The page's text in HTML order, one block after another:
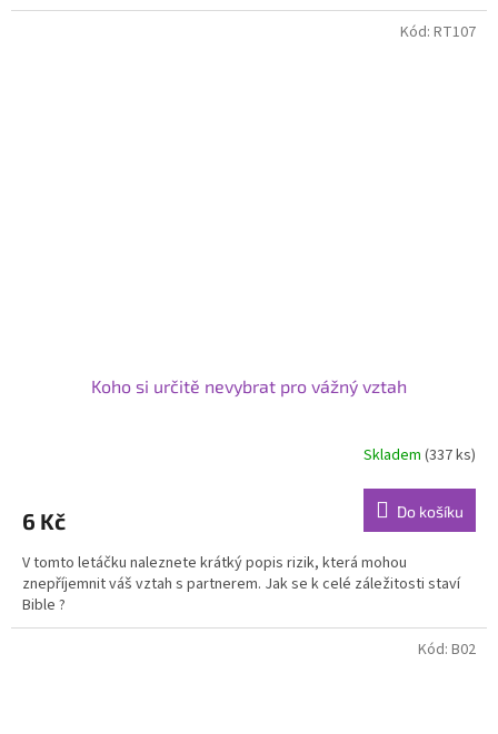
Koho si určitě nevybrat pro vážný vztah
Skladem (337 ks)
6 Kč Do košíku
V tomto letáčku naleznete krátký popis rizik, která mohou
znepříjemnit váš vztah s partnerem. Jak se k celé záležitosti staví
Bible ?
Kód: RT107
Kód: B02